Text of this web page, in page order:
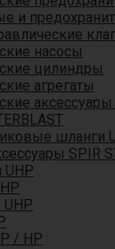
и
насосы
цилиндры
агрегаты
шланги
SPIR
UHP
/ HP